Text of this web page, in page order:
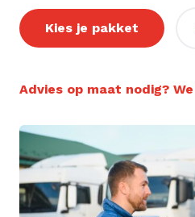
Kies je pakket
Advies op maat nodig?